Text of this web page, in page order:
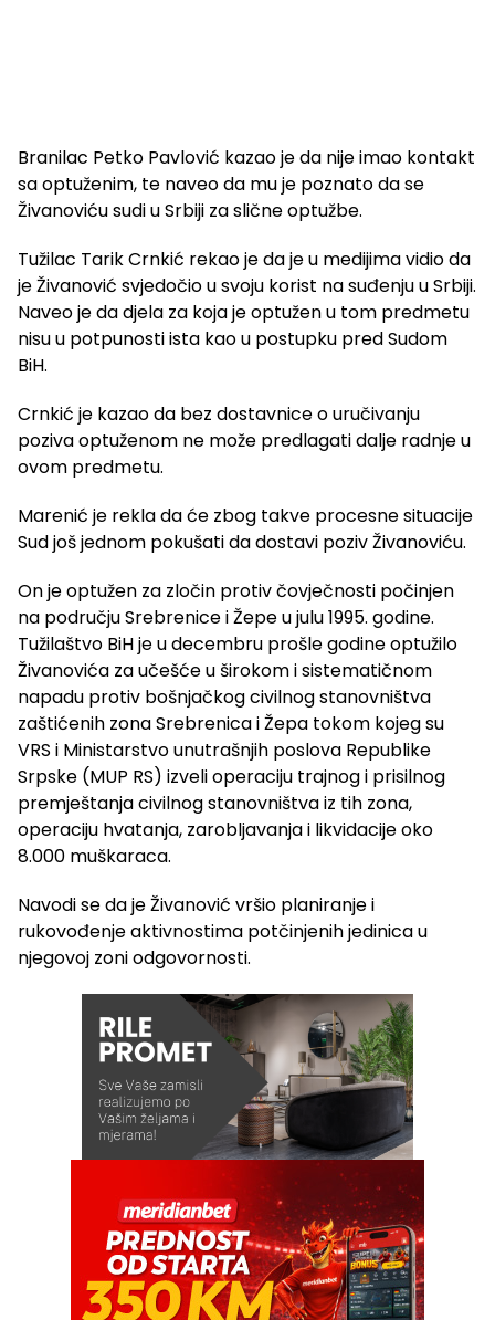
Branilac Petko Pavlović kazao je da nije imao kontakt
sa optuženim, te naveo da mu je poznato da se
Živanoviću sudi u Srbiji za slične optužbe.
Tužilac Tarik Crnkić rekao je da je u medijima vidio da
je Živanović svjedočio u svoju korist na suđenju u Srbiji.
Naveo je da djela za koja je optužen u tom predmetu
nisu u potpunosti ista kao u postupku pred Sudom
BiH.
Crnkić je kazao da bez dostavnice o uručivanju
poziva optuženom ne može predlagati dalje radnje u
ovom predmetu.
Marenić je rekla da će zbog takve procesne situacije
Sud još jednom pokušati da dostavi poziv Živanoviću.
On je optužen za zločin protiv čovječnosti počinjen
na području Srebrenice i Žepe u julu 1995. godine.
Tužilaštvo BiH je u decembru prošle godine optužilo
Živanovića za učešće u širokom i sistematičnom
napadu protiv bošnjačkog civilnog stanovništva
zaštićenih zona Srebrenica i Žepa tokom kojeg su
VRS i Ministarstvo unutrašnjih poslova Republike
Srpske (MUP RS) izveli operaciju trajnog i prisilnog
premještanja civilnog stanovništva iz tih zona,
operaciju hvatanja, zarobljavanja i likvidacije oko
8.000 muškaraca.
Navodi se da je Živanović vršio planiranje i
rukovođenje aktivnostima potčinjenih jedinica u
njegovoj zoni odgovornosti.